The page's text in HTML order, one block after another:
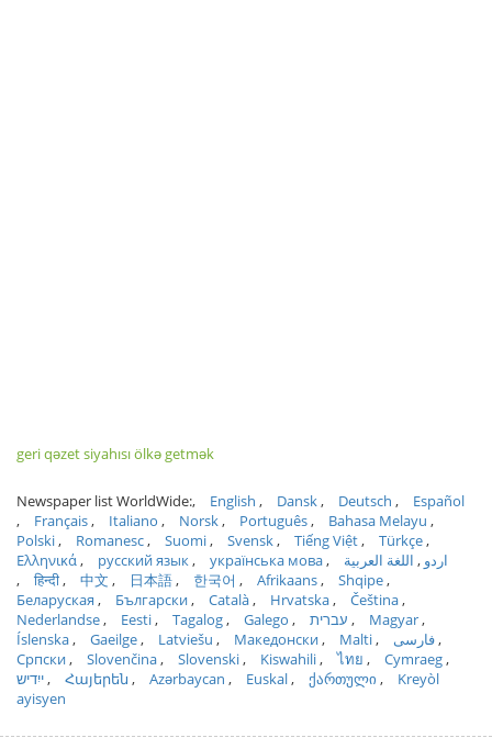
geri qəzet siyahısı ölkə getmək
Newspaper list WorldWide: English Dansk Deutsch
Español
Français
Italiano Norsk Português
Bahasa Melayu
Polski
Romanesc Suomi Svensk Tiếng Việt
Türkçe
Ελληνικά
русский язык українська мова اردو
اللغة العربية
हिन्दी
中文 日本語 한국어 Afrikaans
Shqipe
Беларуская
Български Català Hrvatska
Čeština
Nederlandse
Eesti Tagalog Galego עברית
Magyar
Íslenska
Gaeilge Latviešu Македонски Malti
فارسی
Српски
Slovenčina Slovenski Kiswahili ไทย
Cymraeg
ייִדיש
Հայերեն Azərbaycan Euskal ქართული
Kreyòl
ayisyen